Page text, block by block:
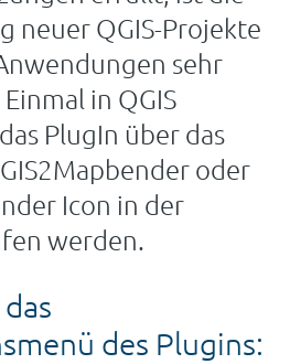
neuer QGIS-Projekte
sehr
in QGIS
PlugIn über das
oder
Icon in der
werden.
des Plugins: